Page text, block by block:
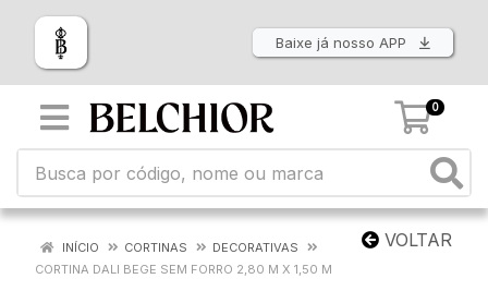
Baixe já nosso APP
0
VOLTAR
INÍCIO CORTINAS
DECORATIVAS
CORTINA DALI BEGE SEM FORRO 2,80 M X 1,50 M